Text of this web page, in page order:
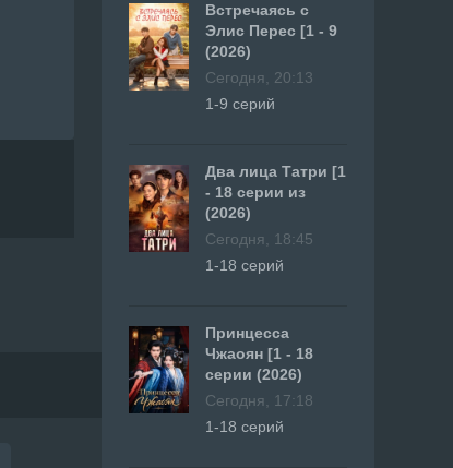
Встречаясь с
Элис Перес [1 - 9
(2026)
Сегодня, 20:13
1-9 серий
Два лица Татри [1
- 18 серии из
(2026)
Сегодня, 18:45
1-18 серий
Принцесса
Чжаоян [1 - 18
серии (2026)
Сегодня, 17:18
1-18 серий